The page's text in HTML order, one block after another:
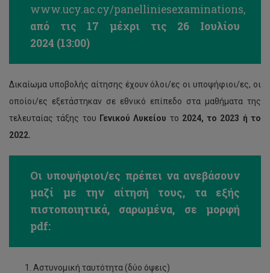
www.ucy.ac.cy/panelliniesexaminations,
από τις 17 μέχρι τις 26 Ιουλίου
2024 (13:00)
Δικαίωμα υποβολής αίτησης έχουν όλοι/ες οι υποψήφιοι/ες, οι
οποίοι/ες εξετάστηκαν σε εθνικό επίπεδο στα μαθήματα της
τελευταίας τάξης του Γενικού Λυκείου το 2024, το 2023 ή το
2022.
Οι υποψήφιοι/ες πρέπει να ανεβάσουν
μαζί με την αίτησή τους, τα εξής
πιστοποιητικά, σαρωμένα, σε μορφή
pdf:
Αστυνομική ταυτότητα (δύο όψεις)